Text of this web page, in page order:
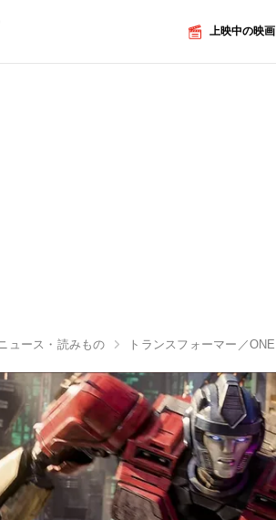
上映中の映画
ュース・読みもの トランスフォーマー／ONE